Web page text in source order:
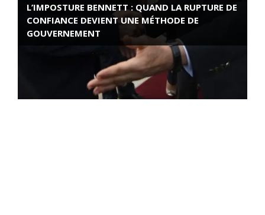
L’IMPOSTURE BENNETT : QUAND LA RUPTURE DE
CONFIANCE DEVIENT UNE MÉTHODE DE
GOUVERNEMENT
ROSE VALLAND, HEROÏNE DE LA RESISTANCE